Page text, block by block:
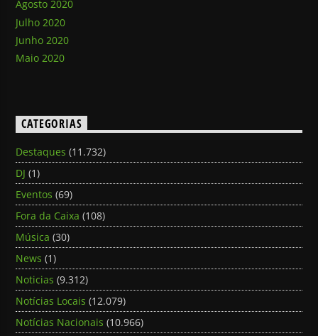
Agosto 2020
Julho 2020
Junho 2020
Maio 2020
CATEGORIAS
Destaques (11.732)
DJ (1)
Eventos (69)
Fora da Caixa (108)
Música (30)
News (1)
Noticias (9.312)
Notícias Locais (12.079)
Notícias Nacionais (10.966)